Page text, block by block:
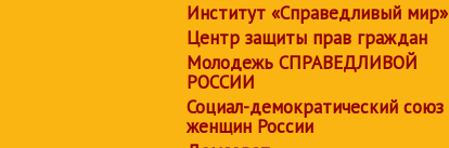
Институт «Справедливый мир»
Центр защиты прав граждан
Молодежь СПРАВЕДЛИВОЙ
РОССИИ
Социал-демократический союз
женщин России